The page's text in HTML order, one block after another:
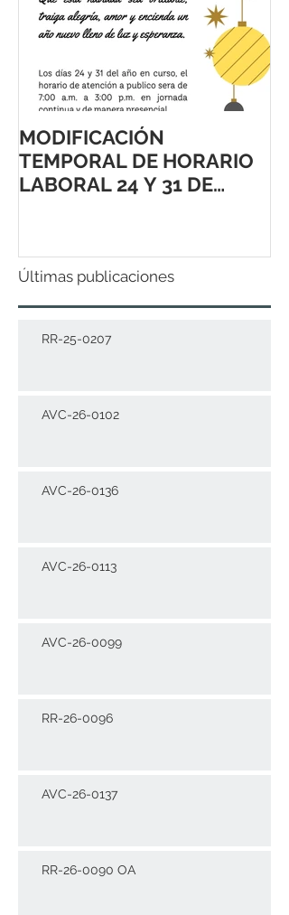
MODIFICACIÓN
TEMPORAL DE HORARIO
LABORAL 24 Y 31 DE
Últimas publicaciones
RR-25-0207
AVC-26-0102
AVC-26-0136
AVC-26-0113
AVC-26-0099
RR-26-0096
AVC-26-0137
RR-26-0090 OA